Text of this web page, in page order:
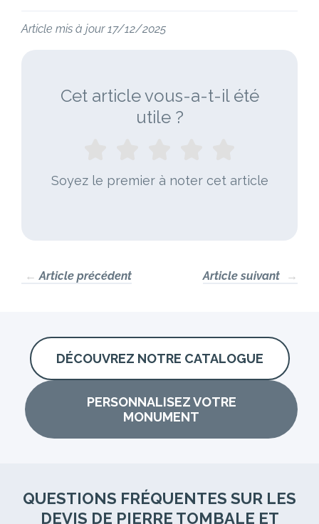
Article mis à jour 17/12/2025
Cet article vous-a-t-il été
utile ?
Soyez le premier à noter cet article
← Article précédent Article suivant →
DÉCOUVREZ NOTRE CATALOGUE
PERSONNALISEZ VOTRE
MONUMENT
QUESTIONS FRÉQUENTES SUR LES
DEVIS DE PIERRE TOMBALE ET